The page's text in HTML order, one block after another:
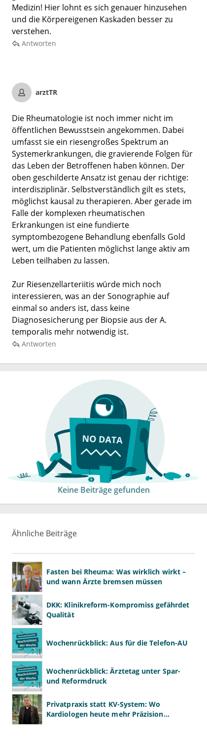
Medizin! Hier lohnt es sich genauer hinzusehen
und die Körpereigenen Kaskaden besser zu
verstehen.
Antworten
arztTR
Die Rheumatologie ist noch immer nicht im
öffentlichen Bewusstsein angekommen. Dabei
umfasst sie ein riesengroßes Spektrum an
Systemerkrankungen, die gravierende Folgen für
das Leben der Betroffenen haben können. Der
oben geschilderte Ansatz ist genau der richtige:
interdisziplinär. Selbstverständlich gilt es stets,
möglichst kausal zu therapieren. Aber gerade im
Falle der komplexen rheumatischen
Erkrankungen ist eine fundierte
symptombezogene Behandlung ebenfalls Gold
wert, um die Patienten möglichst lange aktiv am
Leben teilhaben zu lassen.
Zur Riesenzellarteriitis würde mich noch
interessieren, was an der Sonographie auf
einmal so anders ist, dass keine
Diagnosesicherung per Biopsie aus der A.
temporalis mehr notwendig ist.
Antworten
Keine Beiträge gefunden
Ähnliche Beiträge
Fasten bei Rheuma: Was wirklich wirkt –
und wann Ärzte bremsen müssen
DKK: Klinikreform-Kompromiss gefährdet
Qualität
Wochenrückblick: Aus für die Telefon-AU
Wochenrückblick: Ärztetag unter Spar-
und Reformdruck
Privatpraxis statt KV-System: Wo
Kardiologen heute mehr Präzision